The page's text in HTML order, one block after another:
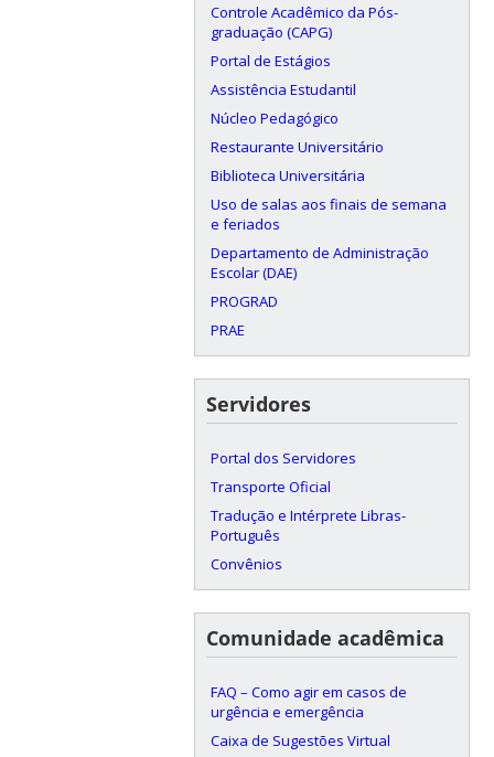
Controle Acadêmico da Pós-
graduação (CAPG)
Portal de Estágios
Assistência Estudantil
Núcleo Pedagógico
Restaurante Universitário
Biblioteca Universitária
Uso de salas aos finais de semana
e feriados
Departamento de Administração
Escolar (DAE)
PROGRAD
PRAE
Servidores
Portal dos Servidores
Transporte Oficial
Tradução e Intérprete Libras-
Português
Convênios
Comunidade acadêmica
FAQ – Como agir em casos de
urgência e emergência
Caixa de Sugestões Virtual